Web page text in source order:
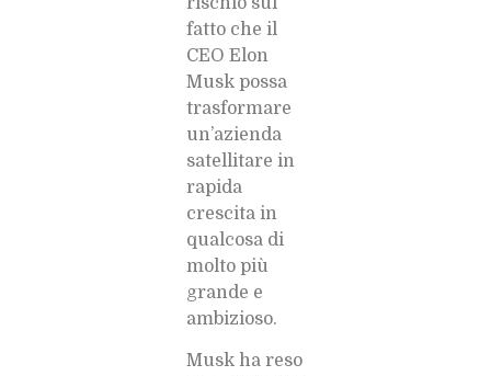
fatto che il
CEO Elon
Musk possa
trasformare
un’azienda
satellitare in
rapida
crescita in
qualcosa di
molto più
grande e
ambizioso.
Musk ha reso